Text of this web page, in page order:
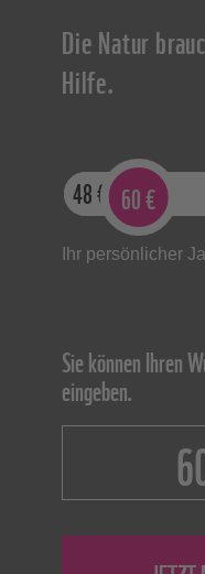
Die Natur
Hilfe.
60€
48€
Ihr persönlicher
Sie können Ihren
eingeben.